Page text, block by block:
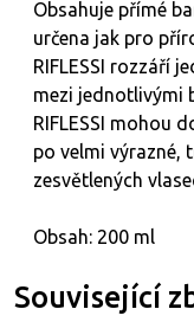
Obsahuje přímé
určena jak pro
RIFLESSI rozzáří
mezi jednotlivými
RIFLESSI mohou
po velmi výrazné,
zesvětlených
Obsah: 200 ml
Související